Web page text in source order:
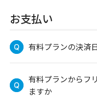
お支払い
有料プランの決済
有料プランからフ
ますか